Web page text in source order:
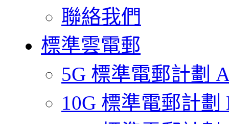
聯絡我們
標準雲電郵
5G 標準電郵計劃
10G 標準電郵計劃